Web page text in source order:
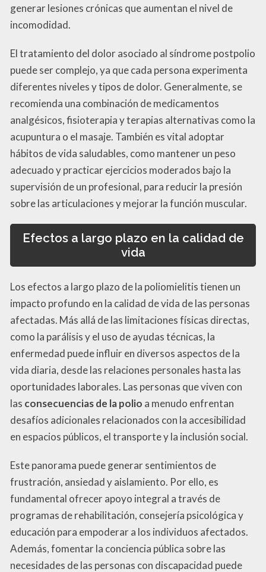
generar lesiones crónicas que aumentan el nivel de
incomodidad.
El tratamiento del dolor asociado al síndrome postpolio
puede ser complejo, ya que cada persona experimenta
diferentes niveles y tipos de dolor. Generalmente, se
recomienda una combinación de medicamentos
analgésicos, fisioterapia y terapias alternativas como la
acupuntura o el masaje. También es vital adoptar
hábitos de vida saludables, como mantener un peso
adecuado y practicar ejercicios moderados bajo la
supervisión de un profesional, para reducir la presión
sobre las articulaciones y mejorar la función muscular.
Efectos a largo plazo en la calidad de
vida
Los efectos a largo plazo de la poliomielitis tienen un
impacto profundo en la calidad de vida de las personas
afectadas. Más allá de las limitaciones físicas directas,
como la parálisis y el uso de ayudas técnicas, la
enfermedad puede influir en diversos aspectos de la
vida diaria, desde las relaciones personales hasta las
oportunidades laborales. Las personas que viven con
las consecuencias de la polio a menudo enfrentan
desafíos adicionales relacionados con la accesibilidad
en espacios públicos, el transporte y la inclusión social.
Este panorama puede generar sentimientos de
frustración, ansiedad y aislamiento. Por ello, es
fundamental ofrecer apoyo integral a través de
programas de rehabilitación, consejería psicológica y
educación para empoderar a los individuos afectados.
Además, fomentar la conciencia pública sobre las
necesidades de las personas con discapacidad puede